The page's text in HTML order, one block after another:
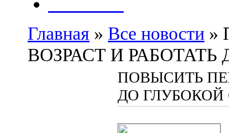
Главная » Все новости »
ВОЗРАСТ И
ПОВЫСИТЬ
ДО ГЛУБОКОЙ